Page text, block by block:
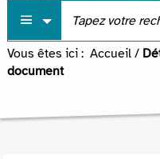
Vous êtes ici : Accueil /
document